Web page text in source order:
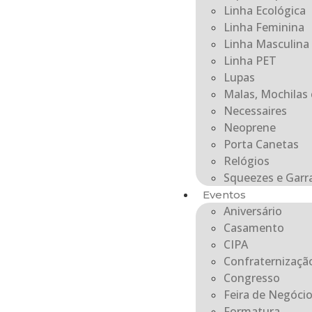
Linha Ecológica
Linha Feminina
Linha Masculina
Linha PET
Lupas
Malas, Mochilas
Necessaires
Neoprene
Porta Canetas
Relógios
Squeezes e
Eventos
Aniversário
Casamento
CIPA
Congresso
Feira de